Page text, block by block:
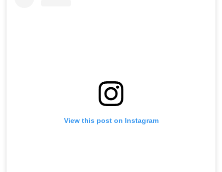
View this post on Instagram